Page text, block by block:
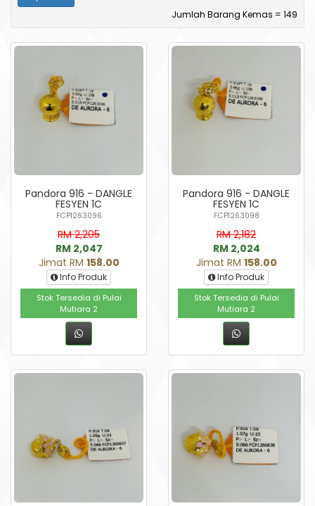
Jumlah Barang Kemas = 149
Pandora 916 - DANGLE
FESYEN 1C
FCP1263096
RM 2,205
RM 2,047
Jimat RM 158.00
Info Produk
Stok Tersedia di Pulai
Mutiara 2
Pandora 916 - DANGLE
FESYEN 1C
FCP1263098
RM 2,182
RM 2,024
Jimat RM 158.00
Info Produk
Stok Tersedia di Pulai
Mutiara 2